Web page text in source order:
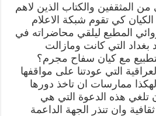
المثقفين والكتاب الذين لاهم
كي تقوم شبكة الاعلام
المطبع ليلقي محاضراته في
بغداد التي كانت ومازالت
مع كيان سفاح مجرم؟
التي عودتنا على مواقفها
ممارسات ان تاخذ دورها
تلغي هذه الدعوة التي هي
وان تنذر الجهة الداعمة